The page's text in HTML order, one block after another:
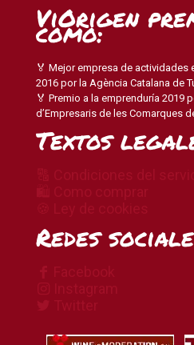
ViOrigen
como:
🏅 Mejor empresa de actividades
2016 por la Agència Catalana de
🏅 Premio a la emprenduría 2019
d’Empresaris de les Comarques
Textos
Redes